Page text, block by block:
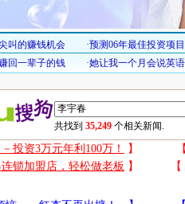
共找到 35,249 个相关新闻.